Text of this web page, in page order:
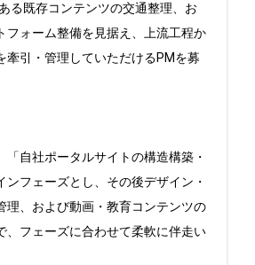
る既存コンテンツの交通整理、お
フォーム整備を見据え、上流工程か
牽引・管理していただけるPMを募
「自社ポータルサイトの構造構築・
ンフェーズとし、その後デザイン・
理、および動画・教育コンテンツの
、フェーズに合わせて柔軟に伴走い